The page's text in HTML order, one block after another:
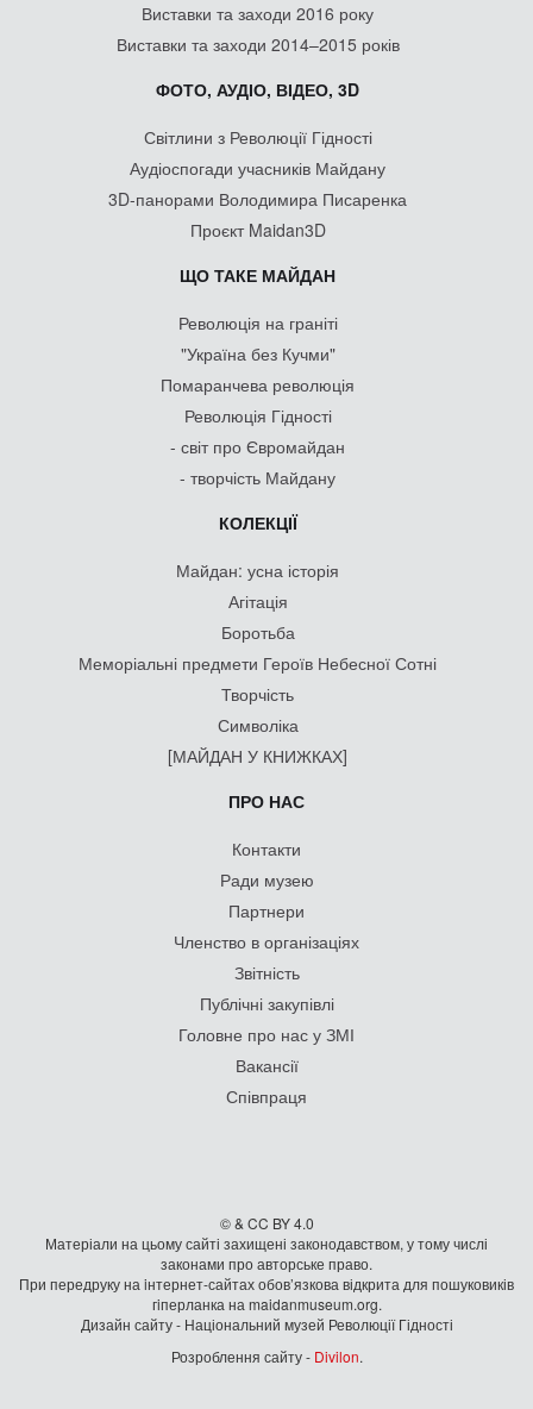
Виставки та заходи 2016 року
Виставки та заходи 2014–2015 років
ФОТО, АУДІО, ВІДЕО, 3D
Світлини з Революції Гідності
Аудіоспогади учасників Майдану
3D-панорами Володимира Писаренка
Проєкт Maidan3D
ЩО ТАКЕ МАЙДАН
Революція на граніті
"Україна без Кучми"
Помаранчева революція
Революція Гідності
- світ про Євромайдан
- творчість Майдану
КОЛЕКЦІЇ
Майдан: усна історія
Агітація
Боротьба
Меморіальні предмети Героїв Небесної Сотні
Творчість
Символіка
[МАЙДАН У КНИЖКАХ]
ПРО НАС
Контакти
Ради музею
Партнери
Членство в організаціях
Звітність
Публічні закупівлі
Головне про нас у ЗМІ
Вакансії
Співпраця
© & CC BY 4.0
Матеріали на цьому сайті захищені законодавством, у тому числі
законами про авторське право.
При передруку на iнтернет-сайтах обов’язкова відкрита для пошуковиків
гiперланка на maidanmuseum.org.
Дизайн сайту - Національний музей Революції Гідності
Розроблення сайту - Divilon.